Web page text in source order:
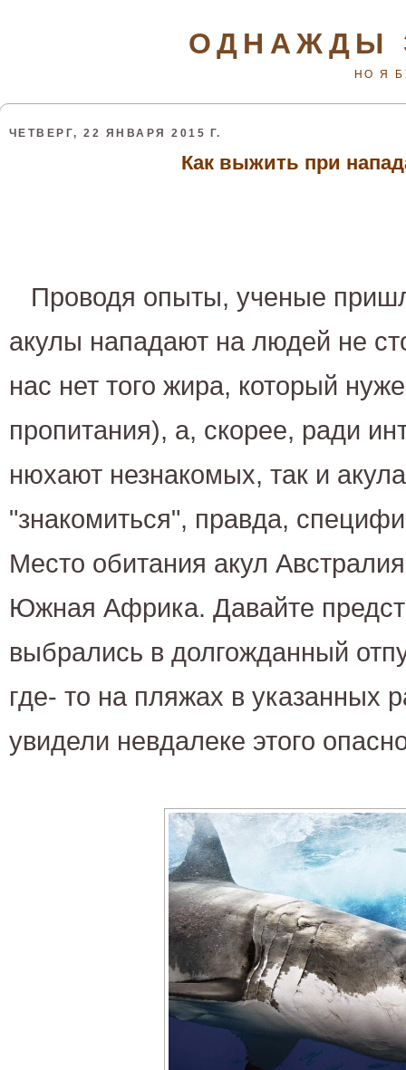
ОДНАЖДЫ
НО Я
ЧЕТВЕРГ, 22 ЯНВАРЯ 2015 Г.
Как выжить при
Проводя опыты, ученые
акулы нападают на людей не
нас нет того жира, который
пропитания), а, скорее, ради
нюхают незнакомых, так и
"знакомиться", правда,
Место обитания акул
Южная Африка. Давайте
выбрались в долгожданный
где- то на пляжах в указанных
увидели невдалеке этого